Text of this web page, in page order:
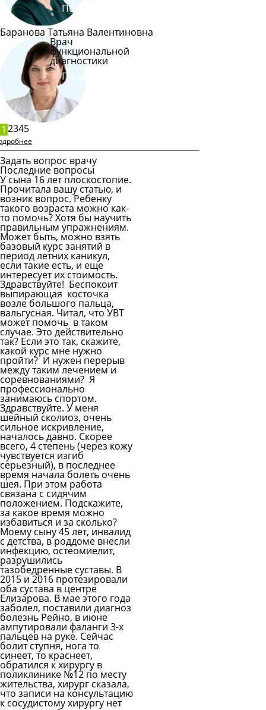
Подробнее
Баранова Татьяна Валентиновна
Врач
функциональной
диагностики
Подробнее
1 2345
Задать вопрос врачу
Последние вопросы
У сына 16 лет плоскостопие.
Прочитала вашу статью, и
возник вопрос. Ребенку
такого возраста можно как-
то помочь? Хотя бы научить
правильным упражнениям.
Может быть, можно взять
базовый курс занятий в
период летних каникул,
если такие есть, и еще
интересует их стоимость.
Здравствуйте! Беспокоит
выпирающая косточка
возле большого пальца,
вальгусная. Читал, что УВТ
может помочь в таком
случае. Это действительно
так? Если это так, скажите,
какой курс мне нужно
пройти? И нужен перерыв
между таким лечением и
соревнованиями? Я
профессионально
занимаюсь спортом.
Здравствуйте. У меня
шейный сколиоз, очень
сильное искривление,
началось давно. Скорее
всего, 4 степень (через кожу
чувствуется изгиб
серьезный), в последнее
время начала болеть очень
шея. При этом работа
связана с сидячим
положением. Подскажите,
за какое время можно
избавиться и за сколько?
Моему сыну 45 лет, инвалид
с детства, в роддоме внесли
инфекцию, остеомиелит,
разрушились
тазобедренные суставы. В
2015 и 2016 протезировали
оба сустава в центре
Елизарова. В мае этого года
заболел, поставили диагноз
болезнь Рейно, в июне
ампутировали фаланги 3-х
пальцев на руке. Сейчас
болит ступня, нога то
синеет, то краснеет,
обратился к хирургу в
поликлинике №12 по месту
жительства, хирург сказала,
что записи на консультацию
к сосудистому хирургу нет